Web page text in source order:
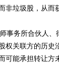
非垃圾股，从而
事务所合伙人、
权关联方的历史
可能承担转让方